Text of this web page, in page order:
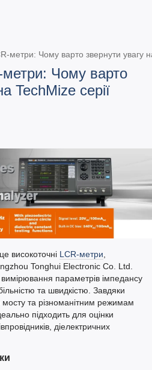
метри: Чому варто звернути увагу
метри: Чому варто
TechMize серії
високоточні LCR-метри,
Tonghui Electronic Co. Ltd.
параметрів імпедансу
та швидкістю. Завдяки
мосту та різноманітним режимам
підходить для оцінки
діелектричних